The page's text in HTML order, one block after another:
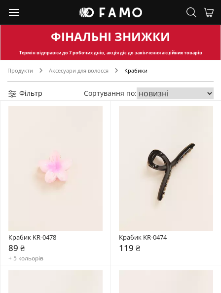
ФІНАЛЬНІ ЗНИЖКИ
Термін відправкидо 7 робочих днів, акція діє до закінчення акційних товарів
Продукти Аксесуари для волосся Крабики
Фільтр Сортування по:
Крабик KR-0478
89 ₴
+ 5 кольорів
Крабик KR-0474
119 ₴